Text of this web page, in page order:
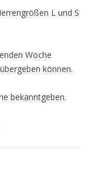
L und S
Woche
können.
bekanntgeben.